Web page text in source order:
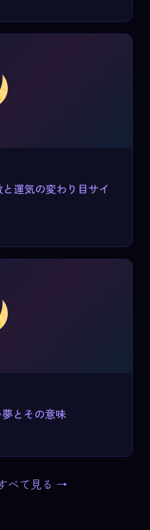
と運気の変わり目サイ
夢とその意味
べて見る →